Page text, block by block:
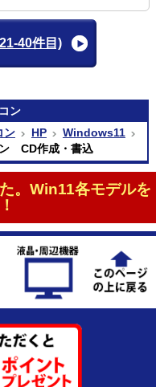
40件目)
ン
ン HP
Windows11
CD作成・書込
。Win11各モデルを